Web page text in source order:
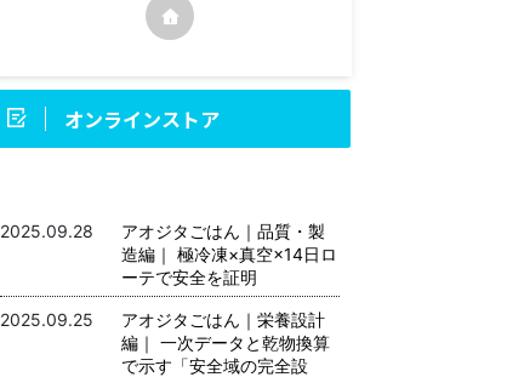
オンラインストア
2025.09.28
アオジタごはん｜品質・製
造編｜ 極冷凍×真空×14日ロ
ーテで安全を証明
2025.09.25
アオジタごはん｜栄養設計
編｜ 一次データと乾物換算
で示す「安全域の完全設